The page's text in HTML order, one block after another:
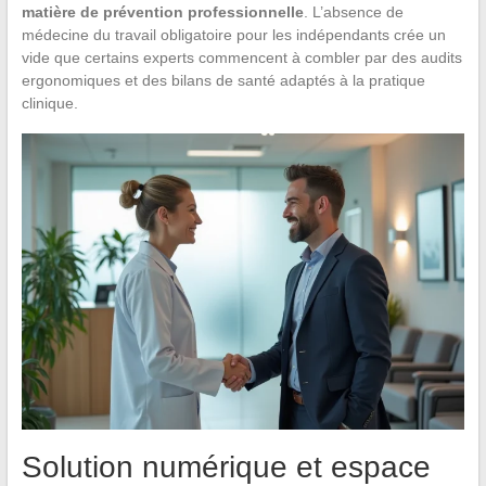
matière de prévention professionnelle. L’absence de
médecine du travail obligatoire pour les indépendants crée un
vide que certains experts commencent à combler par des audits
ergonomiques et des bilans de santé adaptés à la pratique
clinique.
Solution numérique et espace